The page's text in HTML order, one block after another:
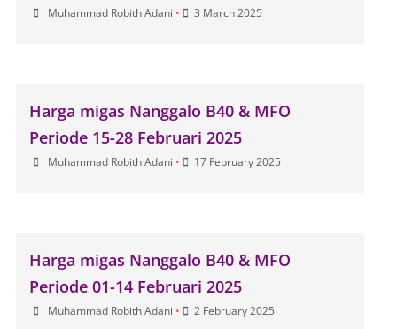
Muhammad Robith Adani • 3 March 2025
Harga migas Nanggalo B40 & MFO
Periode 15-28 Februari 2025
Muhammad Robith Adani • 17 February 2025
Harga migas Nanggalo B40 & MFO
Periode 01-14 Februari 2025
Muhammad Robith Adani • 2 February 2025